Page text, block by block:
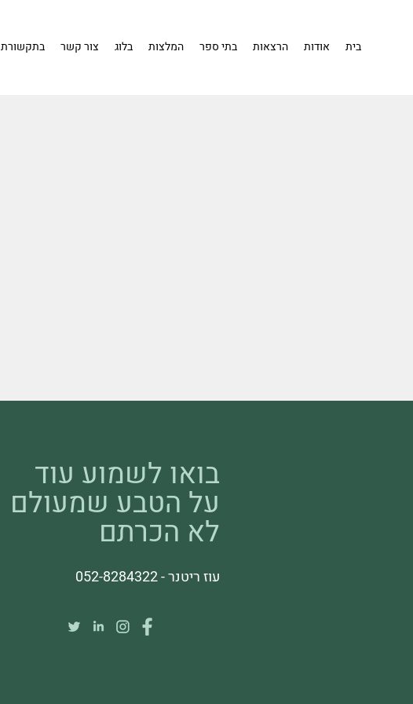
בית אודות הרצאות בתי ספר המלצות בלוג צור קשר בתקשורת
בואו לשמוע עוד
על הטבע שמעולם
לא הכרתם
עוז ריטנר - 052-8284322